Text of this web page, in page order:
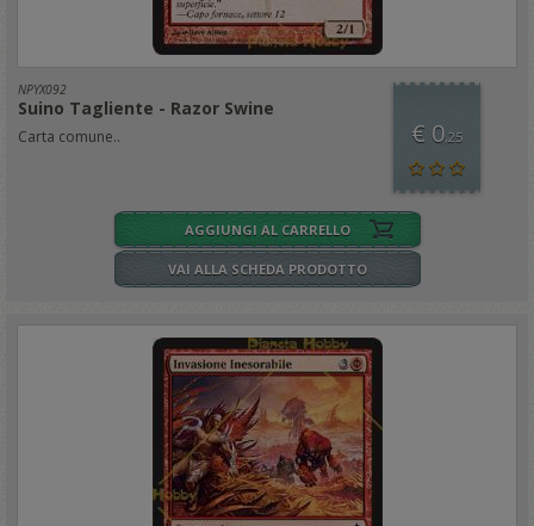
NPYX092
Suino Tagliente - Razor Swine
Carta comune.. € 0,25
AGGIUNGI AL CARRELLO
VAI ALLA SCHEDA PRODOTTO